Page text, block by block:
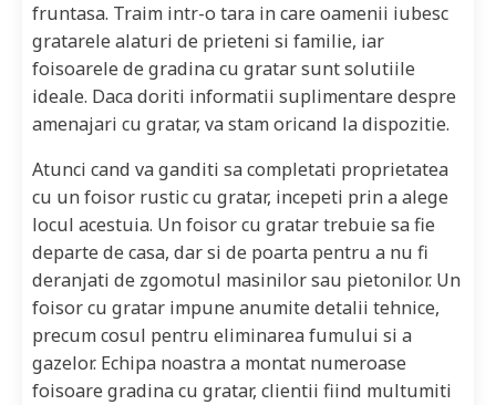
fruntasa. Traim intr-o tara in care oamenii iubesc
gratarele alaturi de prieteni si familie, iar
foisoarele de gradina cu gratar sunt solutiile
ideale. Daca doriti informatii suplimentare despre
amenajari cu gratar, va stam oricand la dispozitie.
Atunci cand va ganditi sa completati proprietatea
cu un foisor rustic cu gratar, incepeti prin a alege
locul acestuia. Un foisor cu gratar trebuie sa fie
departe de casa, dar si de poarta pentru a nu fi
deranjati de zgomotul masinilor sau pietonilor. Un
foisor cu gratar impune anumite detalii tehnice,
precum cosul pentru eliminarea fumului si a
gazelor. Echipa noastra a montat numeroase
foisoare gradina cu gratar, clientii fiind multumiti